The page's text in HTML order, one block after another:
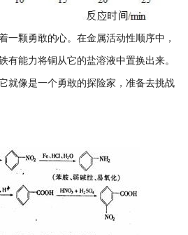
一颗勇敢的心。在金属活动性顺序中，
有能力将铜从它的盐溶液中置换出来。
就像是一个勇敢的探险家，准备去挑战